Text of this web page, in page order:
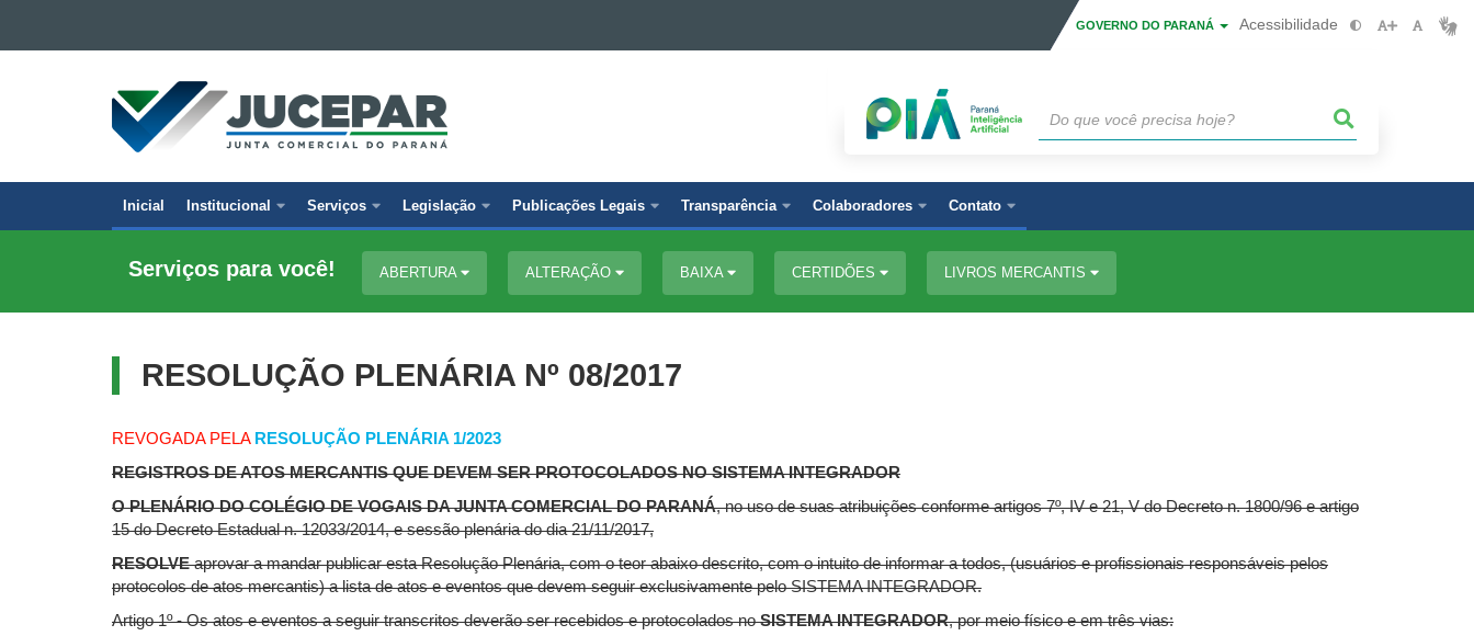
Ir para a busca
Mapa do site
GOVERNO DO PARANÁ Acessibilidade
JUNTA
COMERCIAL
DO
Navegação
principal
Inicial Institucional Serviços Legislação Publicações Legais Transparência Colaboradores Contato
Serviços para você! ABERTURA ALTERAÇÃO BAIXA CERTIDÕES LIVROS MERCANTIS
RESOLUÇÃO PLENÁRIA Nº 08/2017
REVOGADA PELA RESOLUÇÃO PLENÁRIA 1/2023
REGISTROS DE ATOS MERCANTIS QUE DEVEM SER PROTOCOLADOS NO SISTEMA INTEGRADOR
O PLENÁRIO DO COLÉGIO DE VOGAIS DA JUNTA COMERCIAL DO PARANÁ, no uso de suas atribuições conforme artigos 7º, IV e 21, V do Decreto n. 1800/96 e artigo
15 do Decreto Estadual n. 12033/2014, e sessão plenária do dia 21/11/2017,
RESOLVEaprovar a mandar publicar esta Resolução Plenária, com o teor abaixo descrito, com o intuito de informar a todos, (usuários e profissionais responsáveis pelos
protocolos de atos mercantis) a lista de atos e eventos que devem seguir exclusivamente pelo SISTEMA INTEGRADOR.
Artigo 1º - Os atos e eventos a seguir transcritos deverão ser recebidos e protocolados noSISTEMA INTEGRADOR, por meio físico e em três vias: